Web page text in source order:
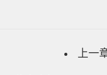
上一